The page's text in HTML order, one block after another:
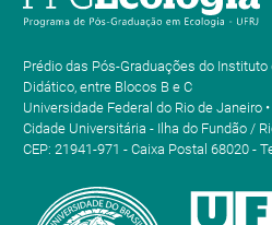
Prédio das Pós-Graduações do
Didático, entre Blocos B e C
Universidade Federal do Rio de Janeiro
Cidade Universitária - Ilha do Fundão /
CEP: 21941-971 - Caixa Postal 68020 -